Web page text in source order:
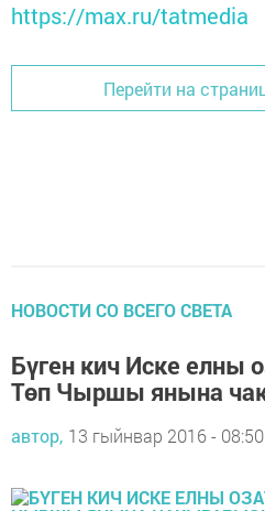
https://max.ru/tatmedia
Перейти на
НОВОСТИ СО ВСЕГО СВЕТА
Бүген кич Иске елны
Төп Чыршы янына
автор, 13 гыйнвар 2016 - 08:50